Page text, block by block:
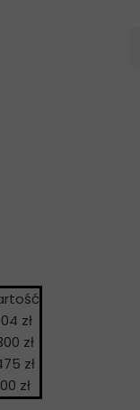
zł
zł
zł
zł